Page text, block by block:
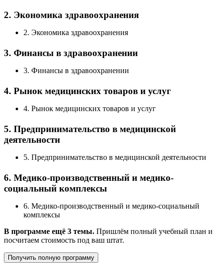
2. Экономика здравоохранения
2. Экономика здравоохранения
3. Финансы в здравоохранении
3. Финансы в здравоохранении
4. Рынок медицинских товаров и услуг
4. Рынок медицинских товаров и услуг
5. Предпринимательство в медицинской
деятельности
5. Предпринимательство в медицинской деятельности
6. Медико-производственный и медико-
социальный комплексы
6. Медико-производственный и медико-социальный
комплексы
В программе ещё 3 темы. Пришлём полный учебный план и
посчитаем стоимость под ваш штат.
Получить полную программу